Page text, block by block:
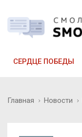
СЕРДЦЕ ПОБЕДЫ
Главная Новости